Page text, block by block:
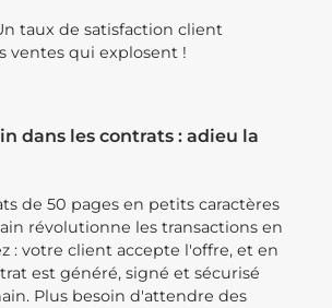
taux de satisfaction client
ventes qui explosent !
dans les contrats : adieu la
de 50 pages en petits caractères
révolutionne les transactions en
: votre client accepte l'offre, et en
est généré, signé et sécurisé
Plus besoin d'attendre des